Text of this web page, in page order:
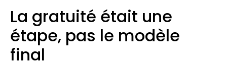
La gratuité était une
étape, pas le modèle
final